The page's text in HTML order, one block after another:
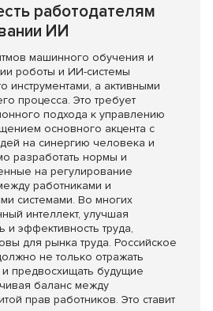
работодателям
ИИ
машинного обучения и
роботы и ИИ-системы
инструментами, а активными
процесса. Это требует
подхода к управлению
основного акцента с
на синергию человека и
разработать нормы и
на регулирование
работниками и
системами. Во многих
интеллект, улучшая
и эффективность труда,
для рынка труда. Российское
не только отражать
предвосхищать будущие
баланс между
прав работников. Это ставит